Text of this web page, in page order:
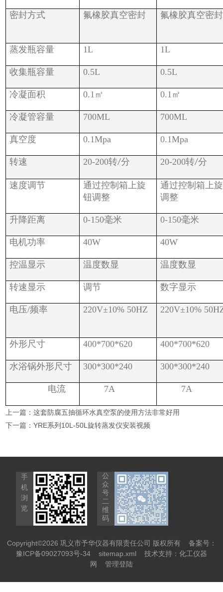
密封方式 氟橡胶真空密封 氟橡胶真空密封
蒸发瓶容量 1L 1L
收集瓶容量 0.5L 0.5L
冷凝面积 0.1 ㎡ 0.1 ㎡
冷凝管容量 700ML 700ML
真空度 0.1Mpa 0.1Mpa
转速 20-200转/分 20-200转/分
速度调节
通过控制箱上旋
钮调整
通过控制箱上
调整
升降距离 0-150毫米 0-150毫米
电机功率 40W 40W
控温显示 温度数显 温度数显
转速显示 调节 数字显示
电压/频率 220V±10% 50HZ 220V±10%
外形尺寸 400*700*620 400*700*620
水浴锅外形尺寸 300*300*240 300*300*240
电流 7A 7A
上一篇：这套防腐五抽循环水真空泵的使用方法非常好用
下一篇：YRE系列10L-50L旋转蒸发仪安装视频
手
机
浏
览
公
众
号
二
维
码
Copyright©2026 巩义市予华仪器有限责任公司 版权所有 备案号：
豫ICP备09027093号-34
sitemap.xml 技术支持： 化工仪器
网
管理登陆